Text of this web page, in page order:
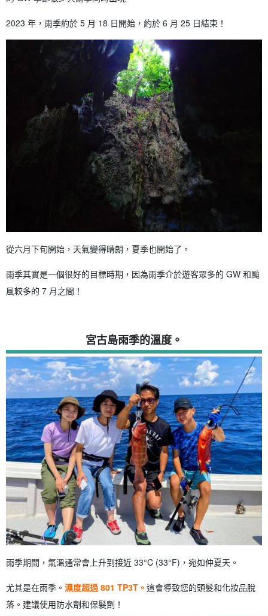
2023 年，雨季約於 5 月 18 日開始，約於 6 月 25 日結束！
從六月下旬開始，天氣變得晴朗，夏季也開始了。
雨季其實是一個很好的目標時期，因為雨季介於遊客眾多的 GW 和颱
風較多的 7 月之間！
宮古島雨季的溫度。
雨季期間，氣溫通常會上升到接近 33°C (33°F)，宛如仲夏天。
尤其是在雨季。 濕度超過 801 TP3T。 這會導致您的頭髮和化妝品脫
落。建議使用防水劑和保髮劑！